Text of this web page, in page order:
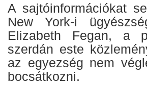
A sajtóinformációkat
New York-i
Elizabeth Fegan, a
szerdán este
az egyezség nem
bocsátkozni.